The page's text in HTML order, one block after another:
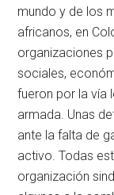
mundo y de los
africanos, en
organizaciones
sociales,
fueron por la vía
armada. Unas
ante la falta de
activo. Todas
organización